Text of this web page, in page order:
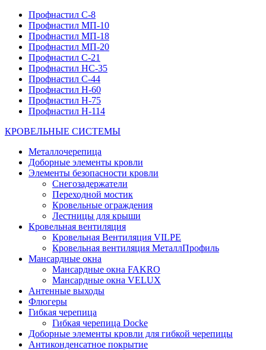
Профнастил С-8
Профнастил МП-10
Профнастил МП-18
Профнастил МП-20
Профнастил С-21
Профнастил НС-35
Профнастил С-44
Профнастил Н-60
Профнастил Н-75
Профнастил Н-114
КРОВЕЛЬНЫЕ СИСТЕМЫ
Металлочерепица
Доборные элементы кровли
Элементы безопасности кровли
Снегозадержатели
Переходной мостик
Кровельные ограждения
Лестницы для крыши
Кровельная вентиляция
Кровельная Вентиляция VILPE
Кровельная вентиляция МеталлПрофиль
Мансардные окна
Мансардные окна FAKRO
Мансардные окна VELUX
Антенные выходы
Флюгеры
Гибкая черепица
Гибкая черепица Docke
Доборные элементы кровли для гибкой черепицы
Антиконденсатное покрытие